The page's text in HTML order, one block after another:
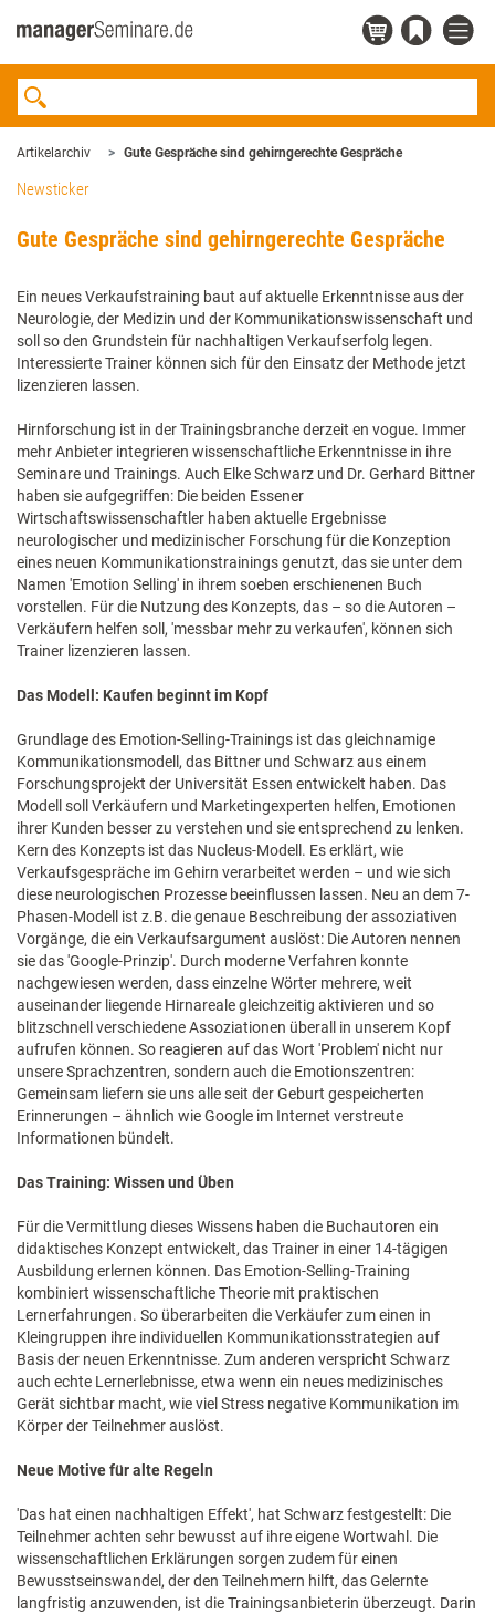
Artikelarchiv Gute Gespräche sind gehirngerechte Gespräche
Newsticker
Gute Gespräche sind gehirngerechte Gespräche
Ein neues Verkaufstraining baut auf aktuelle Erkenntnisse aus der
Neurologie, der Medizin und der Kommunikationswissenschaft und
soll so den Grundstein für nachhaltigen Verkaufserfolg legen.
Interessierte Trainer können sich für den Einsatz der Methode jetzt
lizenzieren lassen.
Hirnforschung ist in der Trainingsbranche derzeit en vogue. Immer
mehr Anbieter integrieren wissenschaftliche Erkenntnisse in ihre
Seminare und Trainings. Auch Elke Schwarz und Dr. Gerhard Bittner
haben sie aufgegriffen: Die beiden Essener
Wirtschaftswissenschaftler haben aktuelle Ergebnisse
neurologischer und medizinischer Forschung für die Konzeption
eines neuen Kommunikationstrainings genutzt, das sie unter dem
Namen 'Emotion Selling' in ihrem soeben erschienenen Buch
vorstellen. Für die Nutzung des Konzepts, das – so die Autoren –
Verkäufern helfen soll, 'messbar mehr zu verkaufen', können sich
Trainer lizenzieren lassen.
Das Modell: Kaufen beginnt im Kopf
Grundlage des Emotion-Selling-Trainings ist das gleichnamige
Kommunikationsmodell, das Bittner und Schwarz aus einem
Forschungsprojekt der Universität Essen entwickelt haben. Das
Modell soll Verkäufern und Marketingexperten helfen, Emotionen
ihrer Kunden besser zu verstehen und sie entsprechend zu lenken.
Kern des Konzepts ist das Nucleus-Modell. Es erklärt, wie
Verkaufsgespräche im Gehirn verarbeitet werden – und wie sich
diese neurologischen Prozesse beeinflussen lassen. Neu an dem 7-
Phasen-Modell ist z.B. die genaue Beschreibung der assoziativen
Vorgänge, die ein Verkaufsargument auslöst: Die Autoren nennen
sie das 'Google-Prinzip'. Durch moderne Verfahren konnte
nachgewiesen werden, dass einzelne Wörter mehrere, weit
auseinander liegende Hirnareale gleichzeitig aktivieren und so
blitzschnell verschiedene Assoziationen überall in unserem Kopf
aufrufen können. So reagieren auf das Wort 'Problem' nicht nur
unsere Sprachzentren, sondern auch die Emotionszentren:
Gemeinsam liefern sie uns alle seit der Geburt gespeicherten
Erinnerungen – ähnlich wie Google im Internet verstreute
Informationen bündelt.
Das Training: Wissen und Üben
Für die Vermittlung dieses Wissens haben die Buchautoren ein
didaktisches Konzept entwickelt, das Trainer in einer 14-tägigen
Ausbildung erlernen können. Das Emotion-Selling-Training
kombiniert wissenschaftliche Theorie mit praktischen
Lernerfahrungen. So überarbeiten die Verkäufer zum einen in
Kleingruppen ihre individuellen Kommunikationsstrategien auf
Basis der neuen Erkenntnisse. Zum anderen verspricht Schwarz
auch echte Lernerlebnisse, etwa wenn ein neues medizinisches
Gerät sichtbar macht, wie viel Stress negative Kommunikation im
Körper der Teilnehmer auslöst.
Neue Motive für alte Regeln
'Das hat einen nachhaltigen Effekt', hat Schwarz festgestellt: Die
Teilnehmer achten sehr bewusst auf ihre eigene Wortwahl. Die
wissenschaftlichen Erklärungen sorgen zudem für einen
Bewusstseinswandel, der den Teilnehmern hilft, das Gelernte
langfristig anzuwenden, ist die Trainingsanbieterin überzeugt. Darin